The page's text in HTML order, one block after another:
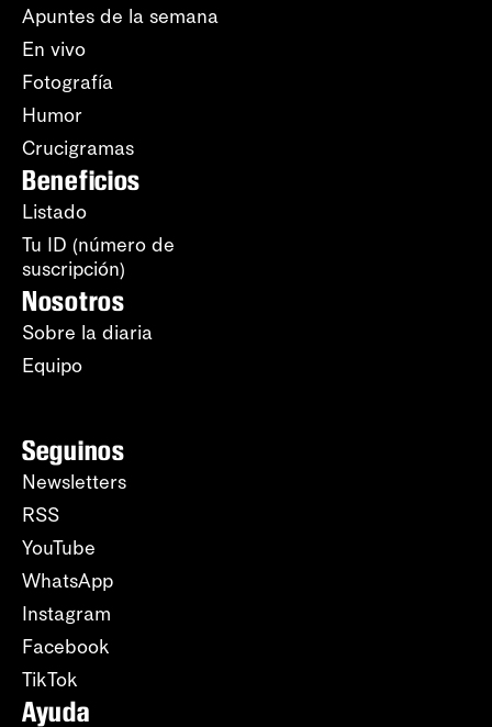
Apuntes de la semana
En vivo
Fotografía
Humor
Crucigramas
Beneficios
Listado
Tu ID (número de
suscripción)
Nosotros
Sobre la diaria
Equipo
Seguinos
Newsletters
RSS
YouTube
WhatsApp
Instagram
Facebook
TikTok
Ayuda